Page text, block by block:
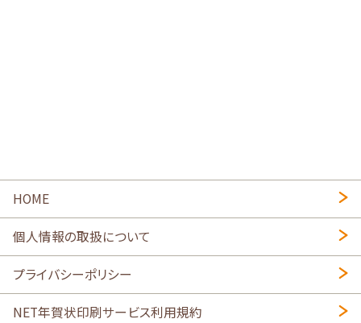
HOME
個人情報の取扱について
プライバシーポリシー
NET年賀状印刷サービス利用規約